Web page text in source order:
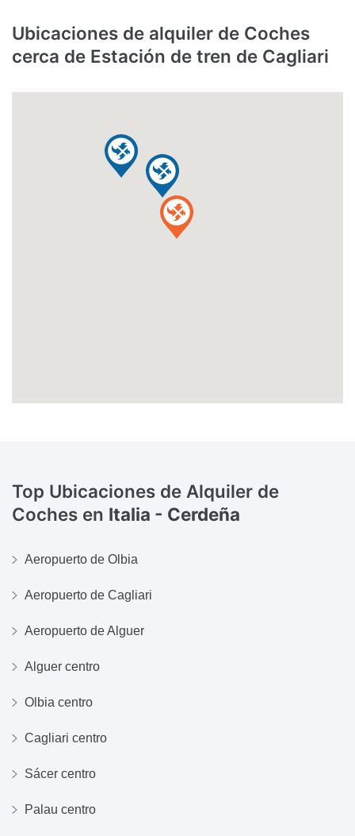
Ubicaciones de alquiler de Coches
cerca de Estación de tren de Cagliari
Top Ubicaciones de Alquiler de
Coches en Italia - Cerdeña
Aeropuerto de Olbia
Aeropuerto de Cagliari
Aeropuerto de Alguer
Alguer centro
Olbia centro
Cagliari centro
Sácer centro
Palau centro